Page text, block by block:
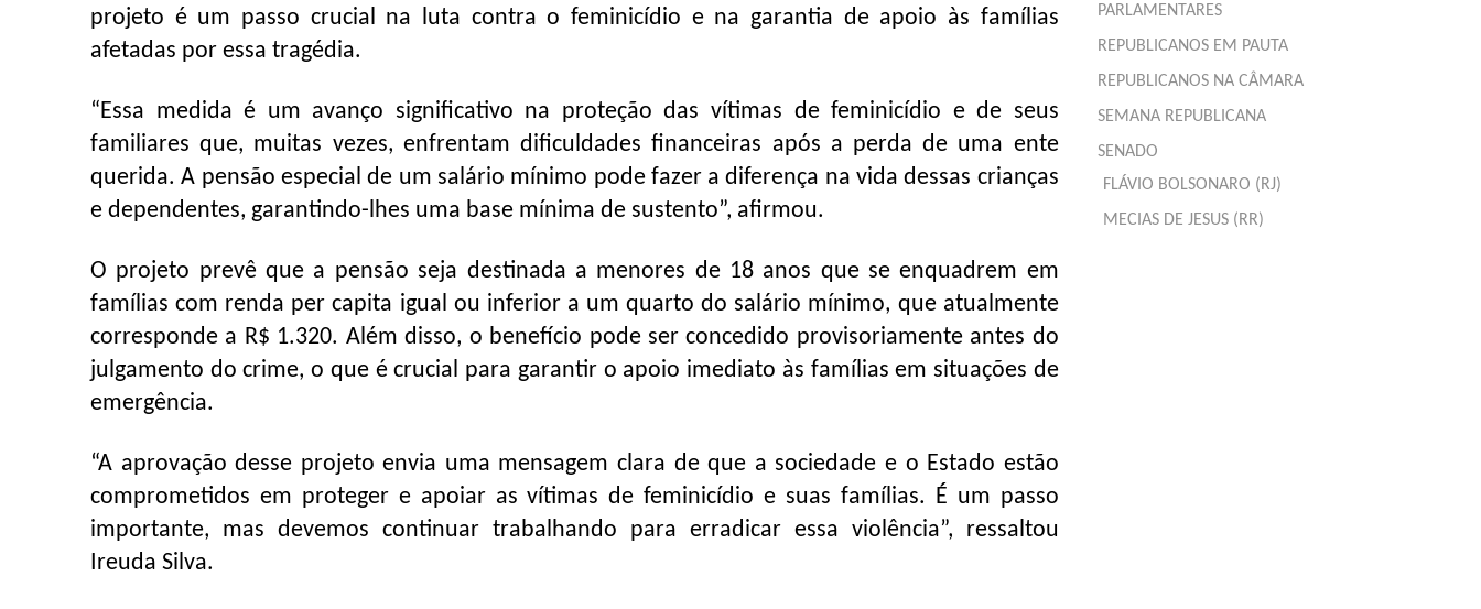
projeto é um passo crucial na luta contra o feminicídio e na garantia de apoio às famílias
afetadas por essa tragédia.
“Essa medida é um avanço significativo na proteção das vítimas de feminicídio e de seus
familiares que, muitas vezes, enfrentam dificuldades financeiras após a perda de uma ente
querida. A pensão especial de um salário mínimo pode fazer a diferença na vida dessas crianças
e dependentes, garantindo-lhes uma base mínima de sustento”, afirmou.
O projeto prevê que a pensão seja destinada a menores de 18 anos que se enquadrem em
famílias com renda per capita igual ou inferior a um quarto do salário mínimo, que atualmente
corresponde a R$ 1.320. Além disso, o benefício pode ser concedido provisoriamente antes do
julgamento do crime, o que é crucial para garantir o apoio imediato às famílias em situações de
emergência.
“A aprovação desse projeto envia uma mensagem clara de que a sociedade e o Estado estão
comprometidos em proteger e apoiar as vítimas de feminicídio e suas famílias. É um passo
importante, mas devemos continuar trabalhando para erradicar essa violência”, ressaltou
Ireuda Silva.
PARLAMENTARES
REPUBLICANOS EM PAUTA
REPUBLICANOS NA CÂMARA
SEMANA REPUBLICANA
SENADO
FLÁVIO BOLSONARO (RJ)
MECIAS DE JESUS (RR)